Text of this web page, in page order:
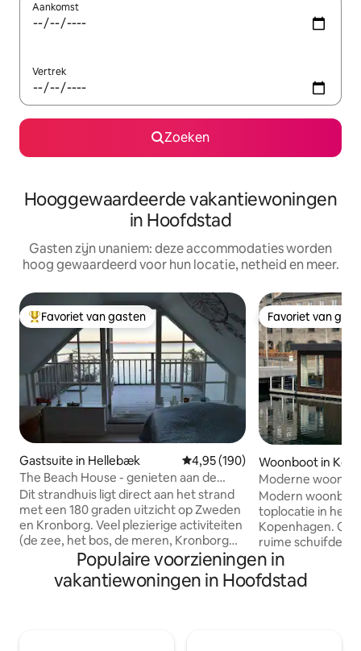
Aankomst
Vertrek
Zoeken
Hooggewaardeerde vakantiewoningen
in Hoofdstad
Gasten zijn unaniem: deze accommodaties worden
hoog gewaardeerd voor hun locatie, netheid en meer.
Topfavoriet van gasten
Favoriet van gasten
Gastsuite in Hellebæk Gemiddelde beoordeling van
4,95 (190)
The Beach House - genieten aan de
waterkant
Dit strandhuis ligt direct aan het strand
met een 180 graden uitzicht op Zweden
en Kronborg. Veel plezierige activiteiten
(de zee, het bos, de meren, Kronborg
Castle en Søfartsmuseet (Unesco
Attraction). Je zult genieten van dit huis
vanwege het fantastische uitzicht op de
Favoriet van
Favoriet van
Woonboot in
Moderne
Toplocatie in het
Modern
toplocatie in het
Kopenhagen. Grote ramen en een
ruime schuifdeur
uitkomt, creëren
leefruimte. De woonboot ligt in een
exclusief gebied
Populaire voorzieningen in
vakantiewoningen in Hoofdstad